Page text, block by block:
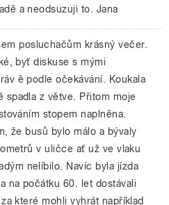
a neodsuzuji to. Jana
posluchačům krásný večer.
byť diskuse s mými
ě podle očekávání. Koukala
spadla z větve. Přitom moje
stopem naplněna.
že busů bylo málo a bývaly
v uličce ať už ve vlaku
nelíbilo. Navíc byla jízda
na počátku 60. let dostávali
které mohli vyhrát například